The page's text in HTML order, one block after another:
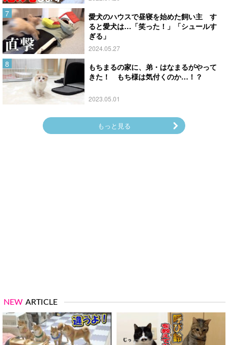
愛犬のハウスで昼寝を始めた飼い主 す
ると愛犬は…「笑った！」「シュールす
ぎる」
2024.05.27
もちまるの家に、弟・はなまるがやって
きた！ もち様は気付くのか…！？
2023.05.01
もっと見る
NEW ARTICLE